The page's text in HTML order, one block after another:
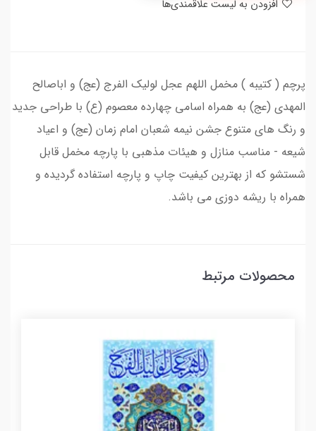
پرچم ( کتیبه ) مخمل اللهم عجل لولیک الفرج (عج) و اباصالح
المهدی (عج) به همراه اسامی چهارده معصوم (ع) با طراحی جدید
و رنگ های متنوع جشن نیمه شعبان امام زمان (عج) و اعیاد
شیعه - مناسب منازل و هیئات مذهبی با پارچه مخمل قابل
شستشو که از بهترین کیفیت چاپ و پارچه استفاده گردیده و
همراه با ریشه دوزی می باشد.
محصولات مرتبط